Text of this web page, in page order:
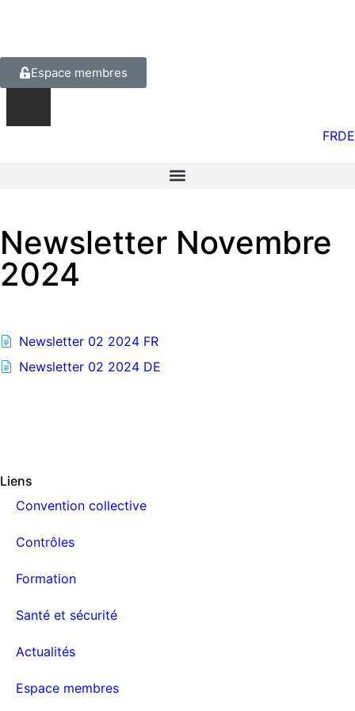
Espace membres
FRDE
Newsletter Novembre
2024
Newsletter 02 2024 FR
Newsletter 02 2024 DE
Liens
Convention collective
Contrôles
Formation
Santé et sécurité
Actualités
Espace membres